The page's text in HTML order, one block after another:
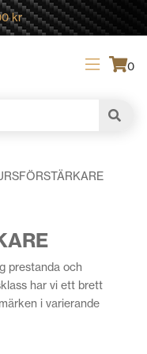
kr
0
prestanda och
har vi ett brett
i varierande
eller kopplar av